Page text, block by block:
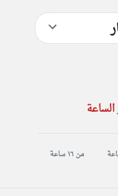
من ١٦ ساعة